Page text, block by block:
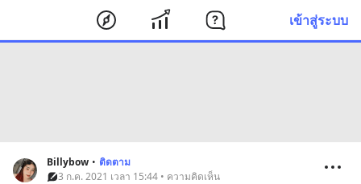
เข้าสู่ระบบ
Billybow • ติดตาม
3 ก.ค. 2021 เวลา 15:44 • ความคิดเห็น